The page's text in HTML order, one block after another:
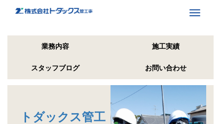
Toggle
業務内容 施工実績
スタッフブログ お問い合わせ
トダックス管工